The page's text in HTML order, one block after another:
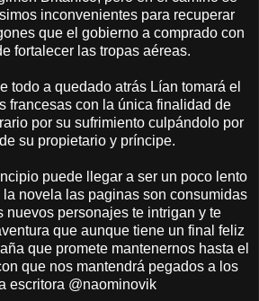
inconvenientes para recuperar
que el gobierno a comprado con
fortalecer las tropas aéreas.
todo a quedado atrás Lían tomará el
francesas con la única finalidad de
por su sufrimiento culpándolo por
su propietario y príncipe.
puede llegar a ser un poco lento
novela las paginas son consumidas
nuevos personajes te intrigan y te
que aunque tiene un final feliz
que promete mantenernos hasta el
que nos mantendrá pegados a los
escritora @naominovik